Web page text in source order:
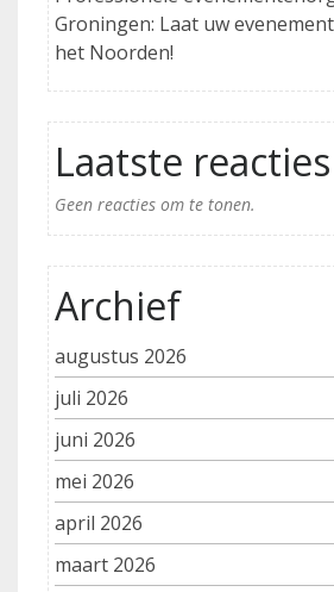
Groningen: Laat uw
het Noorden!
Laatste reacties
Geen reacties om te tonen.
Archief
augustus 2026
juli 2026
juni 2026
mei 2026
april 2026
maart 2026